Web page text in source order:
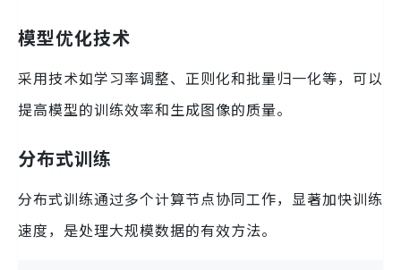
模型优化技术
采用技术如学习率调整、正则化和批量归一化等，可以
提高模型的训练效率和生成图像的质量。
分布式训练
分布式训练通过多个计算节点协同工作，显著加快训练
速度，是处理大规模数据的有效方法。